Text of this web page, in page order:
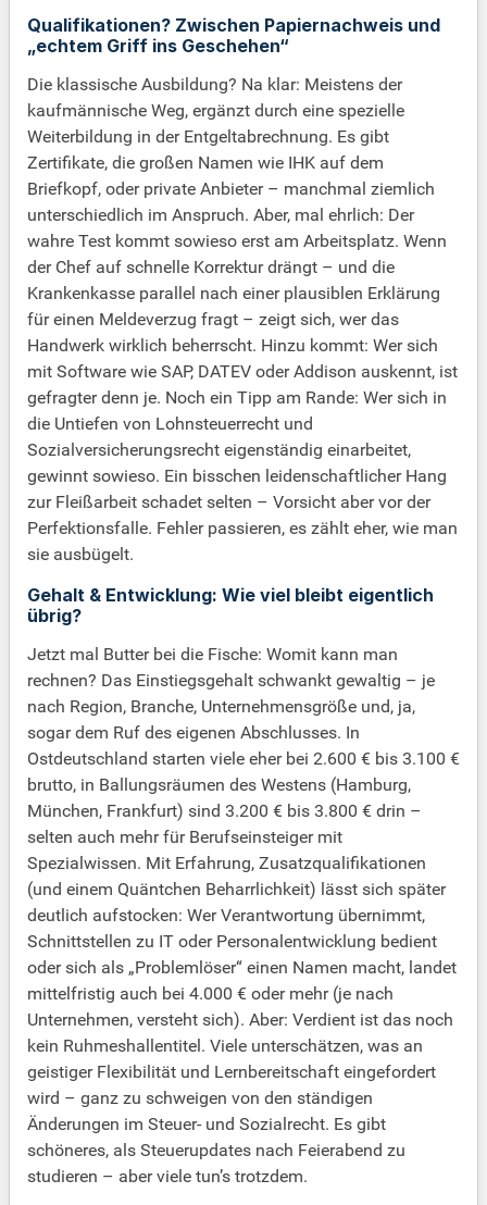
Qualifikationen? Zwischen Papiernachweis und
„echtem Griff ins Geschehen“
Die klassische Ausbildung? Na klar: Meistens der
kaufmännische Weg, ergänzt durch eine spezielle
Weiterbildung in der Entgeltabrechnung. Es gibt
Zertifikate, die großen Namen wie IHK auf dem
Briefkopf, oder private Anbieter – manchmal ziemlich
unterschiedlich im Anspruch. Aber, mal ehrlich: Der
wahre Test kommt sowieso erst am Arbeitsplatz. Wenn
der Chef auf schnelle Korrektur drängt – und die
Krankenkasse parallel nach einer plausiblen Erklärung
für einen Meldeverzug fragt – zeigt sich, wer das
Handwerk wirklich beherrscht. Hinzu kommt: Wer sich
mit Software wie SAP, DATEV oder Addison auskennt, ist
gefragter denn je. Noch ein Tipp am Rande: Wer sich in
die Untiefen von Lohnsteuerrecht und
Sozialversicherungsrecht eigenständig einarbeitet,
gewinnt sowieso. Ein bisschen leidenschaftlicher Hang
zur Fleißarbeit schadet selten – Vorsicht aber vor der
Perfektionsfalle. Fehler passieren, es zählt eher, wie man
sie ausbügelt.
Gehalt & Entwicklung: Wie viel bleibt eigentlich
übrig?
Jetzt mal Butter bei die Fische: Womit kann man
rechnen? Das Einstiegsgehalt schwankt gewaltig – je
nach Region, Branche, Unternehmensgröße und, ja,
sogar dem Ruf des eigenen Abschlusses. In
Ostdeutschland starten viele eher bei 2.600 € bis 3.100 €
brutto, in Ballungsräumen des Westens (Hamburg,
München, Frankfurt) sind 3.200 € bis 3.800 € drin –
selten auch mehr für Berufseinsteiger mit
Spezialwissen. Mit Erfahrung, Zusatzqualifikationen
(und einem Quäntchen Beharrlichkeit) lässt sich später
deutlich aufstocken: Wer Verantwortung übernimmt,
Schnittstellen zu IT oder Personalentwicklung bedient
oder sich als „Problemlöser“ einen Namen macht, landet
mittelfristig auch bei 4.000 € oder mehr (je nach
Unternehmen, versteht sich). Aber: Verdient ist das noch
kein Ruhmeshallentitel. Viele unterschätzen, was an
geistiger Flexibilität und Lernbereitschaft eingefordert
wird – ganz zu schweigen von den ständigen
Änderungen im Steuer- und Sozialrecht. Es gibt
schöneres, als Steuerupdates nach Feierabend zu
studieren – aber viele tun’s trotzdem.